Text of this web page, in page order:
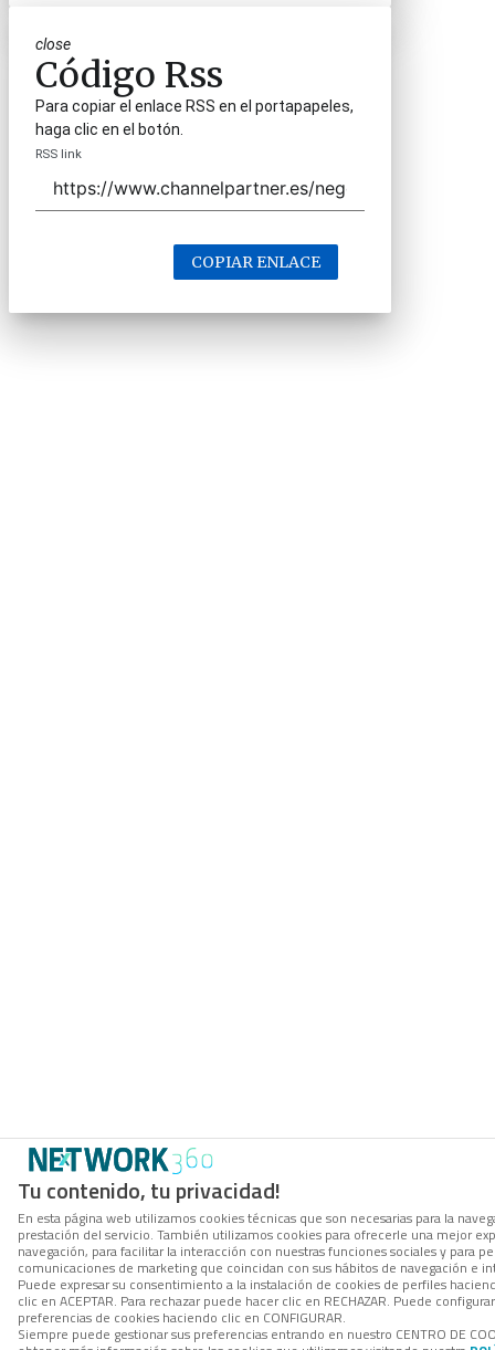
Tu contenido, tu privacidad!
En esta página web utilizamos cookies técnicas que son necesarias para la
prestación del servicio. También utilizamos cookies para ofrecerle una mejor
navegación, para facilitar la interacción con nuestras funciones sociales y para
comunicaciones de marketing que coincidan con sus hábitos de navegación e
Puede expresar su consentimiento a la instalación de cookies de perfiles
clic en ACEPTAR. Para rechazar puede hacer clic en RECHAZAR. Puede
preferencias de cookies haciendo clic en CONFIGURAR.
Siempre puede gestionar sus preferencias entrando en nuestro CENTRO DE
close
Código Rss
Para copiar el enlace RSS en el portapapeles,
haga clic en el botón.
RSS link
COPIAR ENLACE